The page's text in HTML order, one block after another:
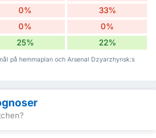
0% 33%
0% 0%
25% 22%
på hemmaplan och Arsenal Dzyarzhynsk:s